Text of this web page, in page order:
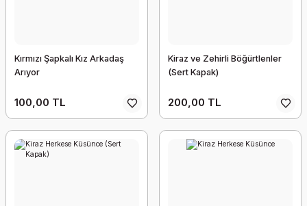
Kırmızı Şapkalı Kız Arkadaş
Arıyor
100,00 TL
Kiraz ve Zehirli Böğürtlenler
(Sert Kapak)
200,00 TL